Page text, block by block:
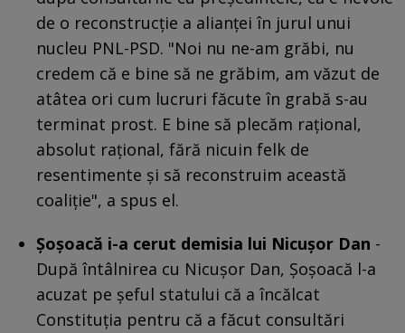
de o reconstrucție a alianței în jurul unui
nucleu PNL-PSD. "Noi nu ne-am grăbi, nu
credem că e bine să ne grăbim, am văzut de
atâtea ori cum lucruri făcute în grabă s-au
terminat prost. E bine să plecăm raţional,
absolut raţional, fără nicuin felk de
resentimente şi să reconstruim această
coaliţie", a spus el.
Șoșoacă i-a cerut demisia lui Nicușor Dan -
După întâlnirea cu Nicușor Dan, Șoșoacă l-a
acuzat pe șeful statului că a încălcat
Constituția pentru că a făcut consultări